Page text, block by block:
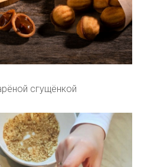
сгущёнкой